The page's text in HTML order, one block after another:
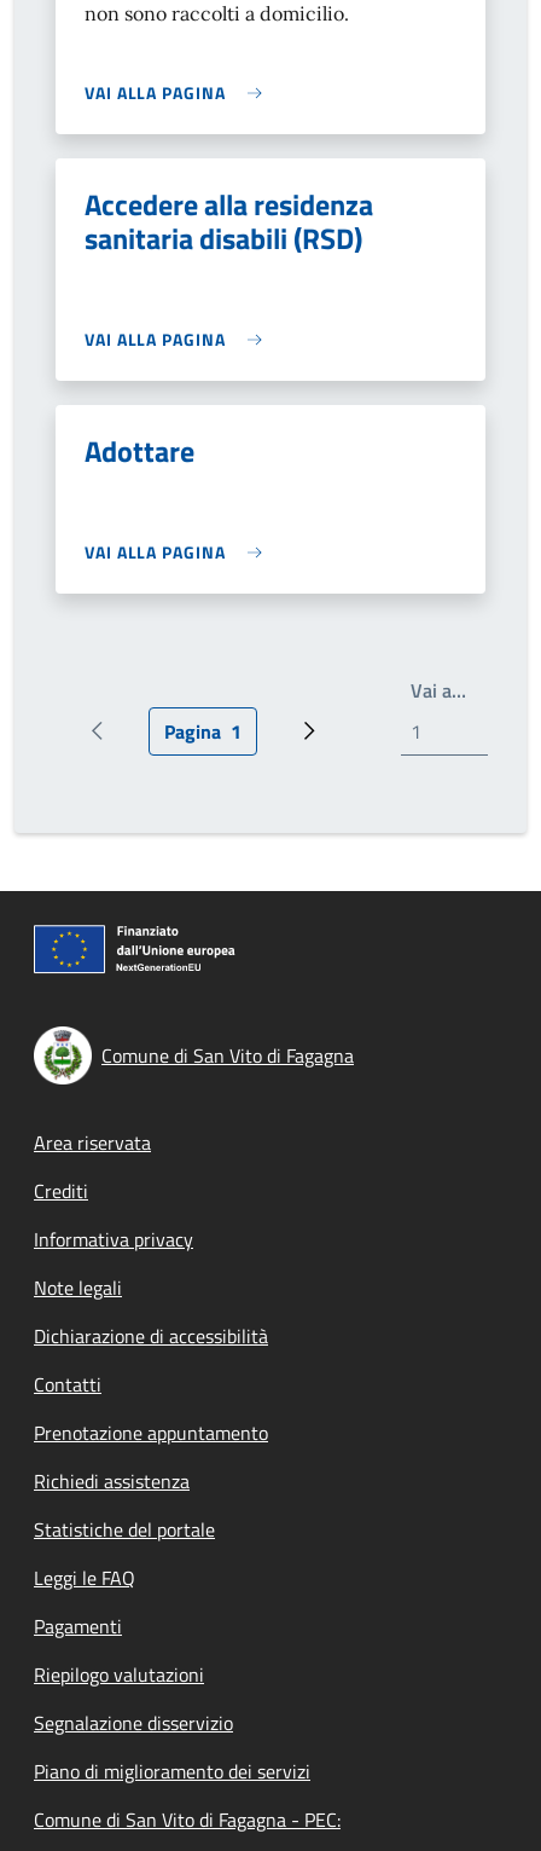
non sono raccolti a domicilio.
VAI ALLA PAGINA
Accedere alla residenza
sanitaria disabili (RSD)
VAI ALLA PAGINA
Adottare
VAI ALLA PAGINA
Pagina precedentePagina attuale
Pagina 1 Prossima pagina
Vai a…
Comune di San Vito di Fagagna
Footer menu
Area riservata
Crediti
Informativa privacy
Note legali
Dichiarazione di accessibilità
Contatti
Prenotazione appuntamento
Richiedi assistenza
Statistiche del portale
Leggi le FAQ
Pagamenti
Riepilogo valutazioni
Segnalazione disservizio
Piano di miglioramento dei servizi
Comune di San Vito di Fagagna - PEC: